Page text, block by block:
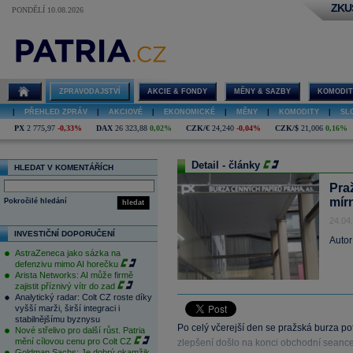
PONDĚLÍ 10.08.2026
ZPRAVODAJSTVÍ AKCIE & FONDY MĚNY & SAZBY
PŘEHLED ZPRÁV AKCIOVÉ EKONOMICKÉ MĚNY KOMODITY
PX 2 775,97 -0,33% DAX 26 323,88 0,02% CZK/€ 24,240 -0,04% CZK/$ 21,006 0,16%
HLEDAT V KOMENTÁŘÍCH
hledat
Pokročilé hledání
INVESTIČNÍ DOPORUČENÍ
AstraZeneca jako sázka na
defenzivu mimo AI horečku
Arista Networks: AI může firmě
zajistit příznivý vítr do zad
Analytický radar: Colt CZ roste díky
vyšší marži, širší integraci i
stabilnějšímu byznysu
Nové střelivo pro další růst. Patria
mění cílovou cenu pro Colt CZ
Detail - články
Po celý včerejší den se pražská burza
zlepšení došlo na konci obchodní